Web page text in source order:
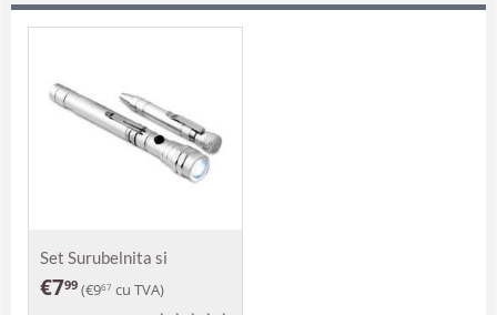
Set Surubelnita si
lanterna Bauro
€799 (€967 cu TVA)